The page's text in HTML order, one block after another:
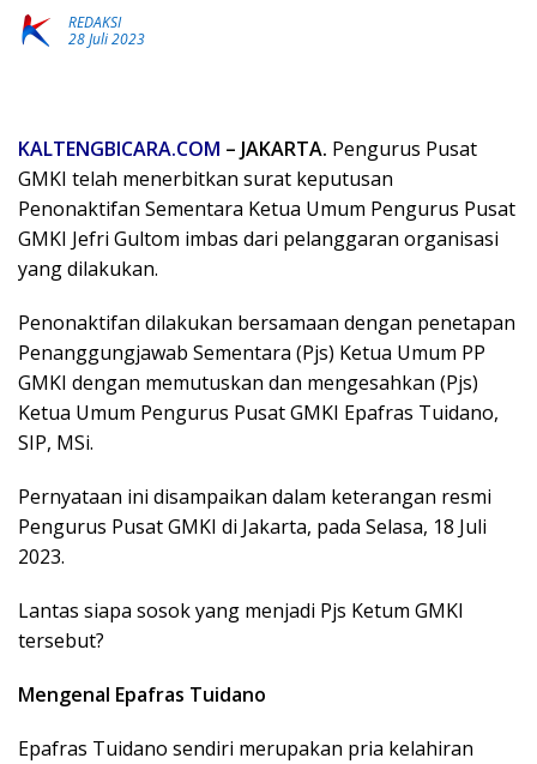
REDAKSI
28 Juli 2023
KALTENGBICARA.COM – JAKARTA. Pengurus Pusat
GMKI telah menerbitkan surat keputusan
Penonaktifan Sementara Ketua Umum Pengurus Pusat
GMKI Jefri Gultom imbas dari pelanggaran organisasi
yang dilakukan.
Penonaktifan dilakukan bersamaan dengan penetapan
Penanggungjawab Sementara (Pjs) Ketua Umum PP
GMKI dengan memutuskan dan mengesahkan (Pjs)
Ketua Umum Pengurus Pusat GMKI Epafras Tuidano,
SIP, MSi.
Pernyataan ini disampaikan dalam keterangan resmi
Pengurus Pusat GMKI di Jakarta, pada Selasa, 18 Juli
2023.
Lantas siapa sosok yang menjadi Pjs Ketum GMKI
tersebut?
Mengenal Epafras Tuidano
Epafras Tuidano sendiri merupakan pria kelahiran